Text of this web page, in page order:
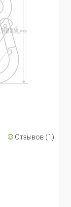
☺ Отзывов (1)